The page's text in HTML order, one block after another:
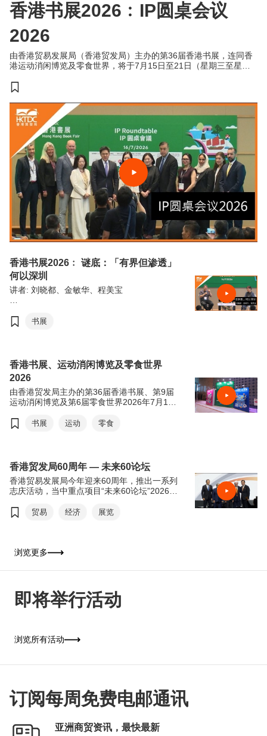
香港书展2026﹕IP圆桌会议
2026
由香港贸易发展局（香港贸发局）主办的第36届香港书展，连同香
港运动消闲博览及零食世界，将于7月15日至21日（星期三至星期
商，来自约30个国家及地区，为入场人士带来集阅读、运动与消闲
香港书展2026﹕ 谜底：「有界但渗透」
何以深圳
讲者: 刘晓都、金敏华、程美宝
届香港书展，连同香港运动消闲博览及零食世
区，为入场人士带来集阅读、运动与消闲于一
体的盛夏旅程。
书展
香港书展、运动消闲博览及零食世界
2026
由香港贸发局主办的第36届香港书展、第9届
运动消闲博览及第6届零食世界2026年7月15
以“从香港阅读世界：文创传承．旅悦人生”，
享，进一步彰显香港作为中外文化艺术交流中
心的独特优势。连同同期举行的运动消闲博览
及零食世界，三展共吸引超过770家参展商参
与，为市民及旅客带来集阅读、运动及美食于
一。
书展 运动 零食
香港贸发局60周年 — 未来60论坛
香港贸易发展局今年迎来60周年，推出一系列
志庆活动，当中重点项目“未来60论坛”2026年
坛”以“回顾与前瞻”为主轴，由贸发局前主席邓
担任论坛嘉宾，并担任主持，共同回顾香港经
程，探讨香港如何在百年变局中继续发挥“超
贸易 经济 展览
浏览更多
即将举行活动
浏览所有活动
订阅每周免费电邮通讯
亚洲商贸资讯，最快最新